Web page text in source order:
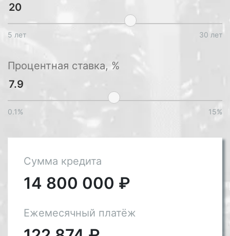
5 лет 30 лет
Процентная ставка, %
0.1% 15%
Сумма кредита
14 800 000 ₽
Ежемесячный платёж